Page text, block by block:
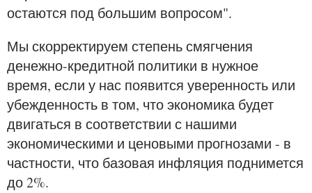
остаются под большим вопросом".
Мы скорректируем степень смягчения
денежно-кредитной политики в нужное
время, если у нас появится уверенность или
убежденность в том, что экономика будет
двигаться в соответствии с нашими
экономическими и ценовыми прогнозами - в
частности, что базовая инфляция поднимется
до 2%.